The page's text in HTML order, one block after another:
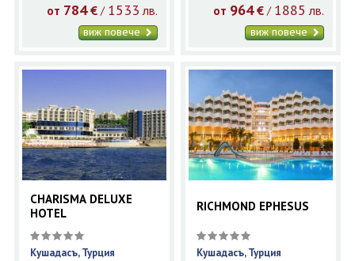
от 784 €/ 1533 лв.
виж повече
от 964 € / 1885 лв.
виж повече
CHARISMA DELUXE
HOTEL
Кушадасъ, Турция
RICHMOND EPHESUS
Кушадасъ, Турция